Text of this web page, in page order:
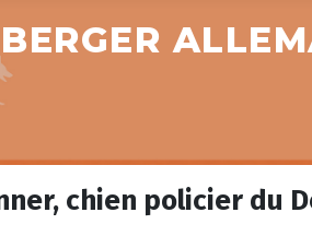
chien policier du